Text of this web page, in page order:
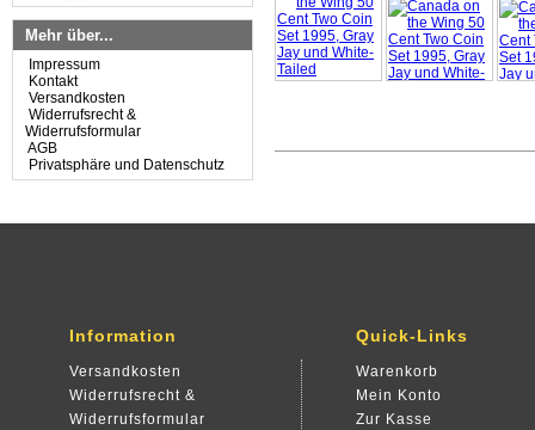
Mehr über...
Impressum
Kontakt
Versandkosten
Widerrufsrecht &
Widerrufsformular
AGB
Privatsphäre und Datenschutz
Information
Versandkosten
Widerrufsrecht &
Widerrufsformular
Quick-Links
Warenkorb
Mein Konto
Zur Kasse